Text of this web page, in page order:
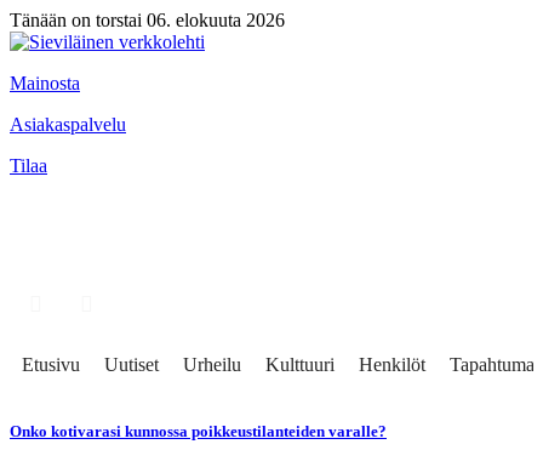
Tänään on torstai 06. elokuuta 2026
Mainosta
Asiakaspalvelu
Tilaa
Etusivu Uutiset Urheilu Kulttuuri Henkilöt Tapahtumat
Onko kotivarasi kunnossa poikkeustilanteiden varalle?